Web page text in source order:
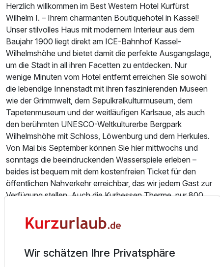
Ausstattung
Zusatznächte
Herzlich willkommen im Best Western Hotel Kurfürst
Wilhelm I. – Ihrem charmanten Boutiquehotel in Kassel!
Unser stilvolles Haus mit modernem Interieur aus dem
Baujahr 1900 liegt direkt am ICE-Bahnhof Kassel-
Wilhelmshöhe und bietet damit die perfekte Ausgangslage,
um die Stadt in all ihren Facetten zu entdecken. Nur
wenige Minuten vom Hotel entfernt erreichen Sie sowohl
die lebendige Innenstadt mit ihren faszinierenden Museen
wie der Grimmwelt, dem Sepulkralkulturmuseum, dem
Tapetenmuseum und der weitläufigen Karlsaue, als auch
den berühmten UNESCO-Weltkulturerbe Bergpark
Wilhelmshöhe mit Schloss, Löwenburg und dem Herkules.
Von Mai bis September können Sie hier mittwochs und
sonntags die beeindruckenden Wasserspiele erleben –
beides ist bequem mit dem kostenfreien Ticket für den
öffentlichen Nahverkehr erreichbar, das wir jedem Gast zur
Verfügung stellen. Auch die Kurhessen Therme, nur 800
erlebnisreichen Tag ein.
darunter die exklusive Turmsuite und mehrere elegante
Wir schätzen Ihre Privatsphäre